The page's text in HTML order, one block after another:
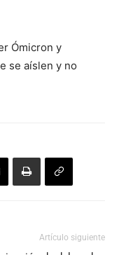
Ómicron y
se aíslen y no
Artículo siguiente